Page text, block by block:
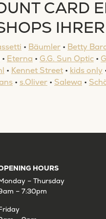
CARD
• Bäumler • Betty
• Eterna • G.G. Sun Optic •
• Kennet Street • kids only
• s.Oliver • Salewa •
HOURS
– Thursday
– 7:30pm